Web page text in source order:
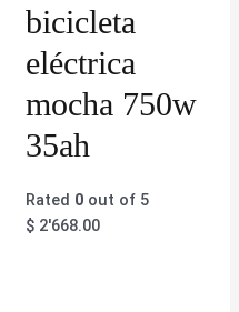
bicicleta
eléctrica
mocha 750w
35ah
Rated 0out of 5
$2'668.00